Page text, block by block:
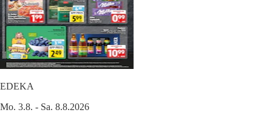
EDEKA
Mo. 3.8. - Sa. 8.8.2026